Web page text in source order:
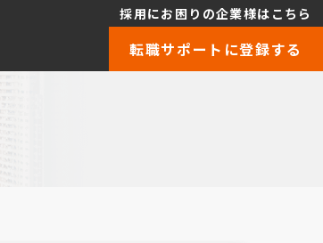
採用にお困りの企業様はこちら
転職サポートに登録する